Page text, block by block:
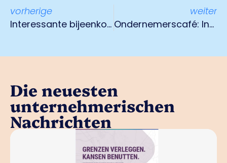
vorherige
Interessante bijeenkomst in Schloss Neersen, Willich D
weiter
Ondernemerscafé: Investeren in vitaliteit is geen luxe maar noodzaak
Die neuesten
unternehmerischen
Nachrichten